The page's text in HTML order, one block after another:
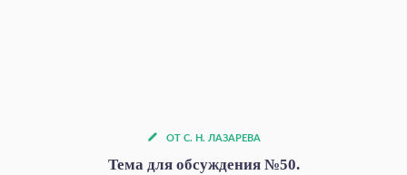
ОТ С. Н. ЛАЗАРЕВА
Тема для обсуждения №50.